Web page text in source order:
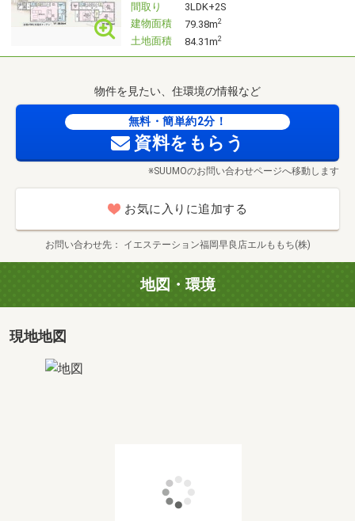
〇●〇お問い合わせについて〇●〇
■物件資料が欲しいという方はオレンジの
フリーダイヤル0120-009677からでも資料請求可能です。
※ご予算、ご希望のエリア等お伝えいただけると
お問合せ物件以外もご提案させて頂きます。
■その他、簡単な質問、当日の見学予約も
イエステーション早良店、エルももち株式会社では
しつこい営業・勧誘等は行いません。
※スマートフォンご利用の方は青い電話マークを
クリックしてください。
まずはお気軽にお問合せださい♪
(0120-009677)
間取り
3LDK+2S
建物面積
79.38m2
土地面積 84.31m2
物件を見たい、住環境の情報など
無料・簡単約2分！
資料をもらう
※SUUMOのお問い合わせページへ移動します
お気に入りに追加する
お問い合わせ先 イエステーション福岡早良店エルももち(株)
地図・環境
現地地図